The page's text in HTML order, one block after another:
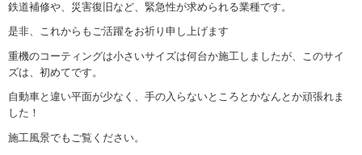
鉄道補修や、災害復旧など、緊急性が求められる業種です。
是非、これからもご活躍をお祈り申し上げます
重機のコーティングは小さいサイズは何台か施工しましたが、このサイ
ズは、初めてです。
自動車と違い平面が少なく、手の入らないところとかなんとか頑張れま
した！
施工風景でもご覧ください。